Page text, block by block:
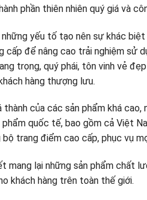
phần thiên nhiên quý giá và
yếu tố tạo nên sự khác
cấp để nâng cao trải nghiệm sử
trọng, quý phái, tôn vinh vẻ
hàng thượng lưu.
thành của các sản phẩm khá
quốc tế, bao gồm cả Việt
trang điểm cao cấp, phục vụ
mang lại những sản phẩm chất
khách hàng trên toàn thế giới.